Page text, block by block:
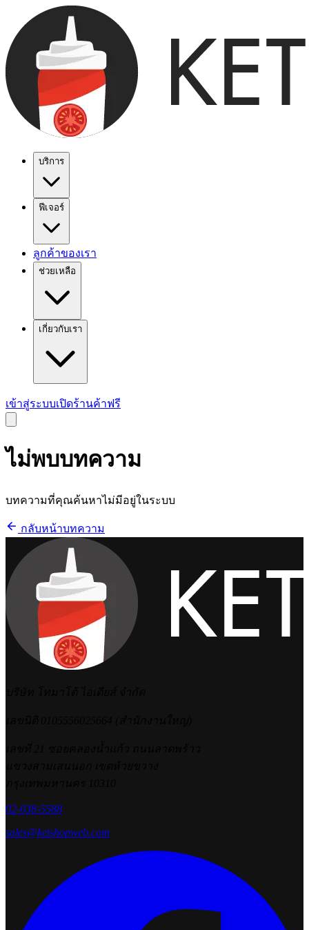
บริการ
ฟีเจอร์
ลูกค้าของเรา
ช่วยเหลือ
เกี่ยวกับเรา
เข้าสู่ระบบเปิดร้านค้าฟรี
ไม่พบบทความ
บทความที่คุณค้นหาไม่มีอยู่ในระบบ
กลับหน้าบทความ
02-038-5588
sales@ketshopweb.com